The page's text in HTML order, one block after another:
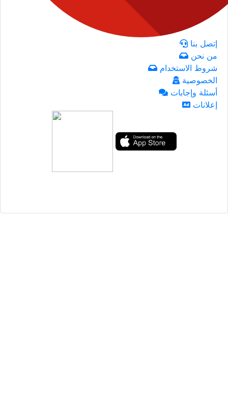
إتصل بنا
من نحن
شروط الاستخدام
الخصوصية
أسئلة وإجابات
إعلانات